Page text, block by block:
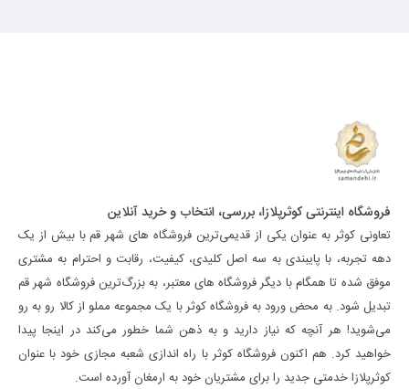
فروشگاه اینترنتی کوثرپلازا، بررسی، انتخاب و خرید آنلاین
تعاونی کوثر به عنوان یکی از قدیمی‌ترین فروشگاه های شهر قم با بیش از یک
دهه تجربه، با پایبندی به سه اصل کلیدی، کیفیت، رقابت و احترام به مشتری
موفق شده تا همگام با دیگر فروشگاه های معتبر، به بزرگ‌ترین فروشگاه شهر قم
تبدیل شود. به محض ورود به فروشگاه کوثر با یک مجموعه مملو از کالا رو به رو
می‌شوید! هر آنچه که نیاز دارید و به ذهن شما خطور می‌کند در اینجا پیدا
خواهید کرد. هم اکنون فروشگاه کوثر با راه اندازی شعبه مجازی خود با عنوان
کوثرپلازا خدمتی جدید را برای مشتریان خود به ارمغان آورده است.